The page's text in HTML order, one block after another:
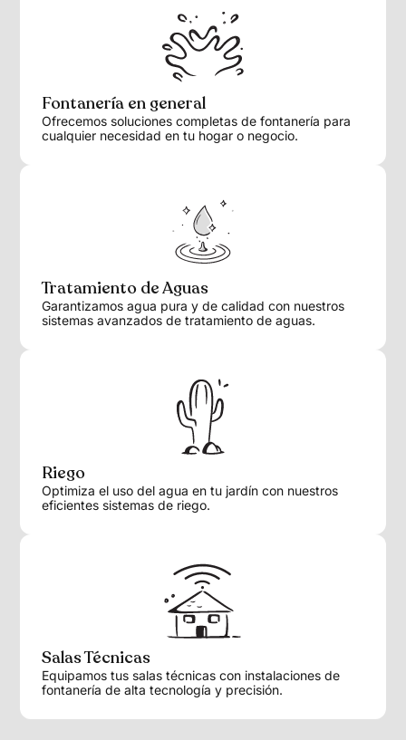
Fontanería en general
Ofrecemos soluciones completas de fontanería para
cualquier necesidad en tu hogar o negocio.
Tratamiento de Aguas
Garantizamos agua pura y de calidad con nuestros
sistemas avanzados de tratamiento de aguas.
Riego
Optimiza el uso del agua en tu jardín con nuestros
eficientes sistemas de riego.
Salas Técnicas
Equipamos tus salas técnicas con instalaciones de
fontanería de alta tecnología y precisión.